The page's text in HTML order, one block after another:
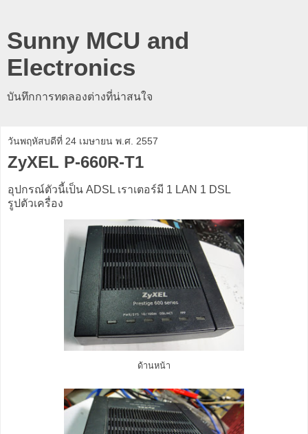
Sunny MCU and
Electronics
บันทึกการทดลองต่างที่น่าสนใจ
วันพฤหัสบดีที่ 24 เมษายน พ.ศ. 2557
ZyXEL P-660R-T1
อุปกรณ์ตัวนี้เป็น ADSL เราเตอร์มี 1 LAN 1 DSL
รูปตัวเครื่อง
ด้านหน้า